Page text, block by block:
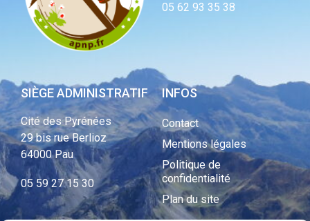
05 62 93 35 38
SIÈGE ADMINISTRATIF
Cité des Pyrénées
29 bis rue Berlioz
64000 Pau
05 59 27 15 30
INFOS
Contact
Mentions légales
Politique de
confidentialité
Plan du site